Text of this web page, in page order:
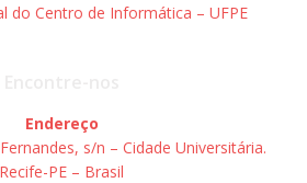
do Centro de Informática – UFPE
Endereço
s/n – Cidade Universitária.
Recife-PE – Brasil